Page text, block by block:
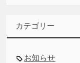
カテゴリー
お知らせ